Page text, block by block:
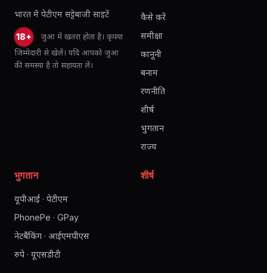
भारत में पेटीएम सट्टेबाजी साइटें
18+
जुआ में खतरा होता है। कृपया
जिम्मेदारी से खेलें। यदि आपको जुआ
की समस्या है तो सहायता लें।
कैसे करें
समीक्षा
कानूनी
बनाम
रणनीति
शीर्ष
भुगतान
राज्य
भुगतान
यूपीआई · पेटीएम
PhonePe · GPay
नेटबैंकिंग · आईएमपीएस
रुपे · यूएसडीटी
शीर्ष